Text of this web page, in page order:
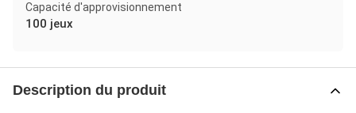
Capacité d'approvisionnement
100 jeux
Description du produit